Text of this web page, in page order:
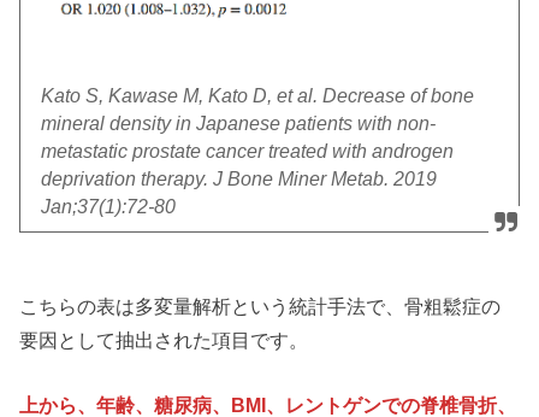
Kato S, Kawase M, Kato D, et al. Decrease of bone
mineral density in Japanese patients with non-
metastatic prostate cancer treated with androgen
deprivation therapy. J Bone Miner Metab. 2019
Jan;37(1):72-80
こちらの表は多変量解析という統計手法で、骨粗鬆症の
要因として抽出された項目です。
上から、年齢、糖尿病、BMI、レントゲンでの脊椎骨折、